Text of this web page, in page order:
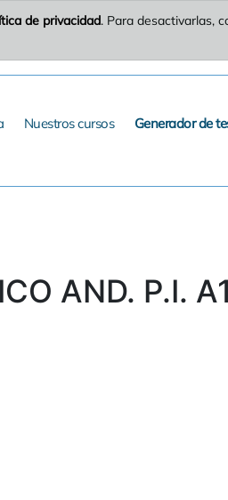
de privacidad. Para desactivarlas,
Nuestros cursos Generador de
AND. P.I. A1